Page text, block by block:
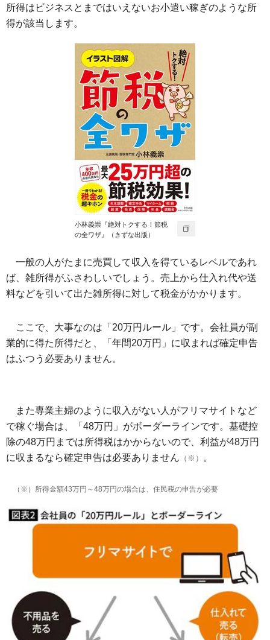
所得はビジネスとまではいえないお小遣い稼ぎのような所
得が該当します。
小林義崇『絶対トクする！節税
の全ワザ』（きずな出版）
一般の人がたまに売買して収入を得ているレベルであれ
ば、雑所得がふさわしいでしょう。売上から仕入れ代や送
料などを引いて出た雑所得に対して税金がかかります。
ここで、大事なのは「20万円ルール」です。会社員が副
業的に得た所得だと、「年間20万円」に収まれば確定申告
はふつう必要ありません。
また専業主婦のように収入がない人がフリマサイトなど
で稼ぐ場合は、「48万円」がボーダーラインです。基礎控
除の48万円までは所得税はかからないので、利益が48万円
に収まるなら確定申告は必要ありません （※） 。
（※）所得金額43万円～48万円の場合は、住民税の申告が必要